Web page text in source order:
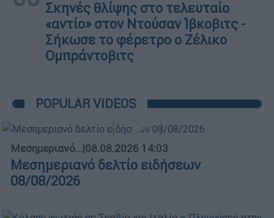
Σκηνές θλίψης στο τελευταίο
«αντίο» στον Ντούσαν Ίβκοβιτς -
Σήκωσε το φέρετρο ο Ζέλικο
Ομπράντοβιτς
POPULAR VIDEOS
Μεσημεριανό...|08.08.2026 14:03
Μεσημεριανό δελτίο ειδήσεων
08/08/2026